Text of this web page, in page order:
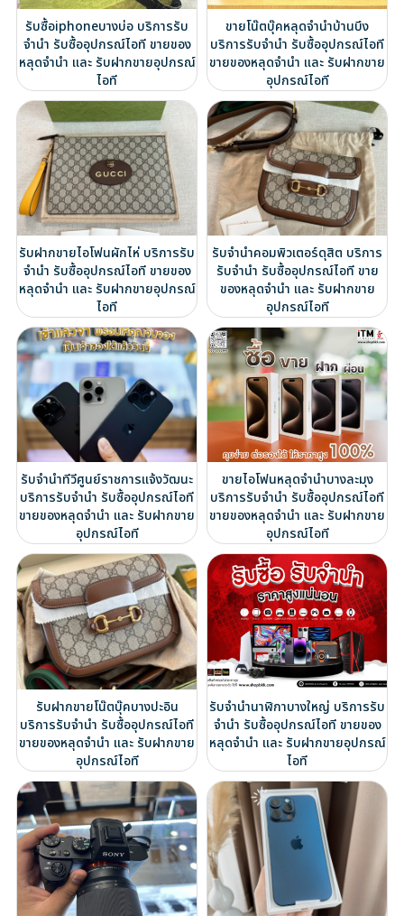
รับซื้อiphoneบางบ่อ บริการรับ
จำนำ รับซื้ออุปกรณ์ไอที ขายของ
หลุดจำนำ และ รับฝากขายอุปกรณ์
ไอที
ขายโน๊ตบุ๊คหลุดจำนำบ้านบึง
บริการรับจำนำ รับซื้ออุปกรณ์ไอที
ขายของหลุดจำนำ และ รับฝากขาย
อุปกรณ์ไอที
รับฝากขายไอโฟนผักไห่ บริการรับ
จำนำ รับซื้ออุปกรณ์ไอที ขายของ
หลุดจำนำ และ รับฝากขายอุปกรณ์
ไอที
รับจำนำคอมพิวเตอร์ดุสิต บริการ
รับจำนำ รับซื้ออุปกรณ์ไอที ขาย
ของหลุดจำนำ และ รับฝากขาย
อุปกรณ์ไอที
รับจำนำทีวีศูนย์ราชการแจ้งวัฒนะ
บริการรับจำนำ รับซื้ออุปกรณ์ไอที
ขายของหลุดจำนำ และ รับฝากขาย
อุปกรณ์ไอที
ขายไอโฟนหลุดจำนำบางละมุง
บริการรับจำนำ รับซื้ออุปกรณ์ไอที
ขายของหลุดจำนำ และ รับฝากขาย
อุปกรณ์ไอที
รับฝากขายโน๊ตบุ๊คบางปะอิน
บริการรับจำนำ รับซื้ออุปกรณ์ไอที
ขายของหลุดจำนำ และ รับฝากขาย
อุปกรณ์ไอที
รับจำนำนาฬิกาบางใหญ่ บริการรับ
จำนำ รับซื้ออุปกรณ์ไอที ขายของ
หลุดจำนำ และ รับฝากขายอุปกรณ์
ไอที